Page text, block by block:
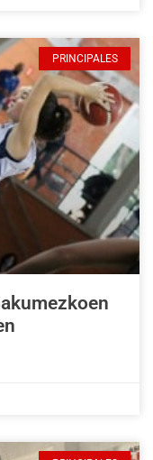
PRINCIPALES